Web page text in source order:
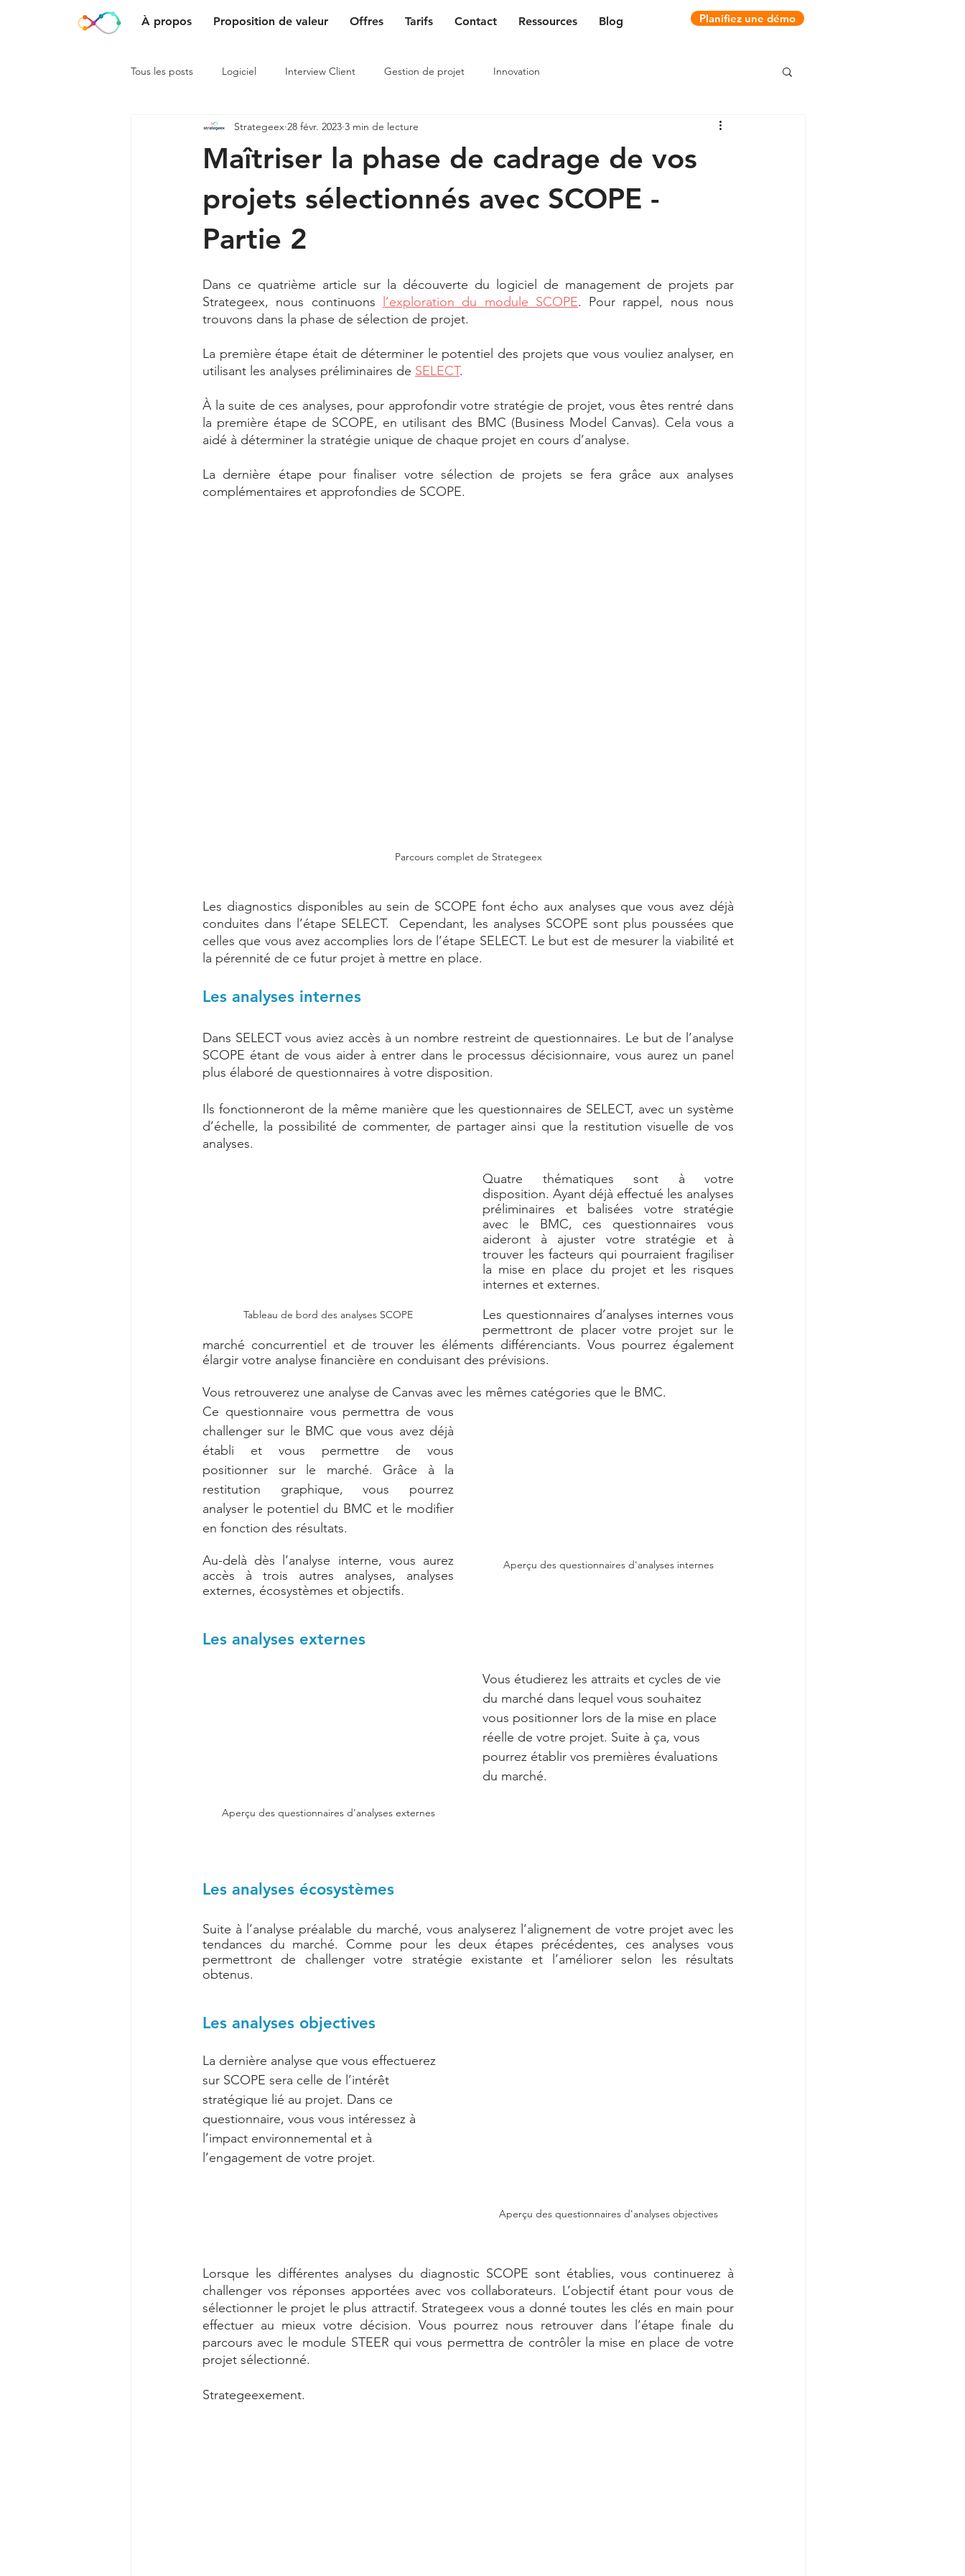
À propos Proposition de valeur Offres Tarifs Contact Ressources Blog Planifiez une démo
Tous les posts Logiciel Interview Client Gestion de projet Innovation
Maîtriser la phase de cadrage de vos
projets sélectionnés avec SCOPE -
Partie 2
Strategeex 28 févr. 2023 3 min de lecture
Dans ce quatrième article sur la découverte du logiciel de management de projets par
Strategeex, nous continuons
l’exploration du module SCOPE. Pour rappel, nous nous
trouvons dans la phase de sélection de projet.
La première étape était de déterminer le potentiel des projets que vous vouliez analyser, en
utilisant les analyses préliminaires de SELECT.
À la suite de ces analyses, pour approfondir votre stratégie de projet, vous êtes rentré dans
la première étape de SCOPE, en utilisant des BMC (Business Model Canvas). Cela vous a
aidé à déterminer la stratégie unique de chaque projet en cours d’analyse.
La dernière étape pour finaliser votre sélection de projets se fera grâce aux analyses
complémentaires et approfondies de SCOPE.
Parcours complet de Strategeex
Les diagnostics disponibles au sein de SCOPE font écho aux analyses que vous avez déjà
conduites dans l’étape SELECT.  Cependant, les analyses SCOPE sont plus poussées que
celles que vous avez accomplies lors de l’étape SELECT. Le but est de mesurer la viabilité et
la pérennité de ce futur projet à mettre en place.
Les analyses internes
Dans SELECT vous aviez accès à un nombre restreint de questionnaires. Le but de l’analyse
SCOPE étant de vous aider à entrer dans le processus décisionnaire, vous aurez un panel
plus élaboré de questionnaires à votre disposition.
Ils fonctionneront de la même manière que les questionnaires de SELECT, avec un système
d’échelle, la possibilité de commenter, de partager ainsi que la restitution visuelle de vos
analyses.
Tableau de bord des analyses SCOPE
Quatre thématiques sont à votre
disposition. Ayant déjà effectué les analyses
préliminaires et balisées votre stratégie
avec le BMC, ces questionnaires vous
aideront à ajuster votre stratégie et à
trouver les facteurs qui pourraient fragiliser
la mise en place du projet et les risques
internes et externes.
Les questionnaires d’analyses internes vous
permettront de placer votre projet sur le
marché concurrentiel et de trouver les éléments différenciants. Vous pourrez également
élargir votre analyse financière en conduisant des prévisions.
Vous retrouverez une analyse de Canvas avec les mêmes catégories que le BMC.
Aperçu des questionnaires d'analyses internes
Ce questionnaire vous permettra de vous
challenger sur le BMC que vous avez déjà
établi et vous permettre de vous
positionner sur le marché. Grâce à la
restitution graphique, vous pourrez
analyser le potentiel du BMC et le modifier
en fonction des résultats.
Au-delà dès l’analyse interne, vous aurez
accès à trois autres analyses, analyses
externes, écosystèmes et objectifs.
Les analyses externes
Aperçu des questionnaires d'analyses externes
Vous étudierez les attraits et cycles de vie
du marché dans lequel vous souhaitez
vous positionner lors de la mise en place
réelle de votre projet. Suite à ça, vous
pourrez établir vos premières évaluations
du marché.
Les analyses écosystèmes
Suite à l’analyse préalable du marché, vous analyserez l’alignement de votre projet avec les
tendances du marché. Comme pour les deux étapes précédentes, ces analyses vous
permettront de challenger votre stratégie existante et l’améliorer selon les résultats
obtenus.
Les analyses objectives
Aperçu des questionnaires d'analyses objectives
La dernière analyse que vous effectuerez
sur SCOPE sera celle de l’intérêt
stratégique lié au projet. Dans ce
questionnaire, vous vous intéressez à
l’impact environnemental et à
l’engagement de votre projet.
Lorsque les différentes analyses du diagnostic SCOPE sont établies, vous continuerez à
challenger vos réponses apportées avec vos collaborateurs. L’objectif étant pour vous de
sélectionner le projet le plus attractif. Strategeex vous a donné toutes les clés en main pour
effectuer au mieux votre décision. Vous pourrez nous retrouver dans l’étape finale du
parcours avec le module STEER qui vous permettra de contrôler la mise en place de votre
projet sélectionné.
Strategeexement.